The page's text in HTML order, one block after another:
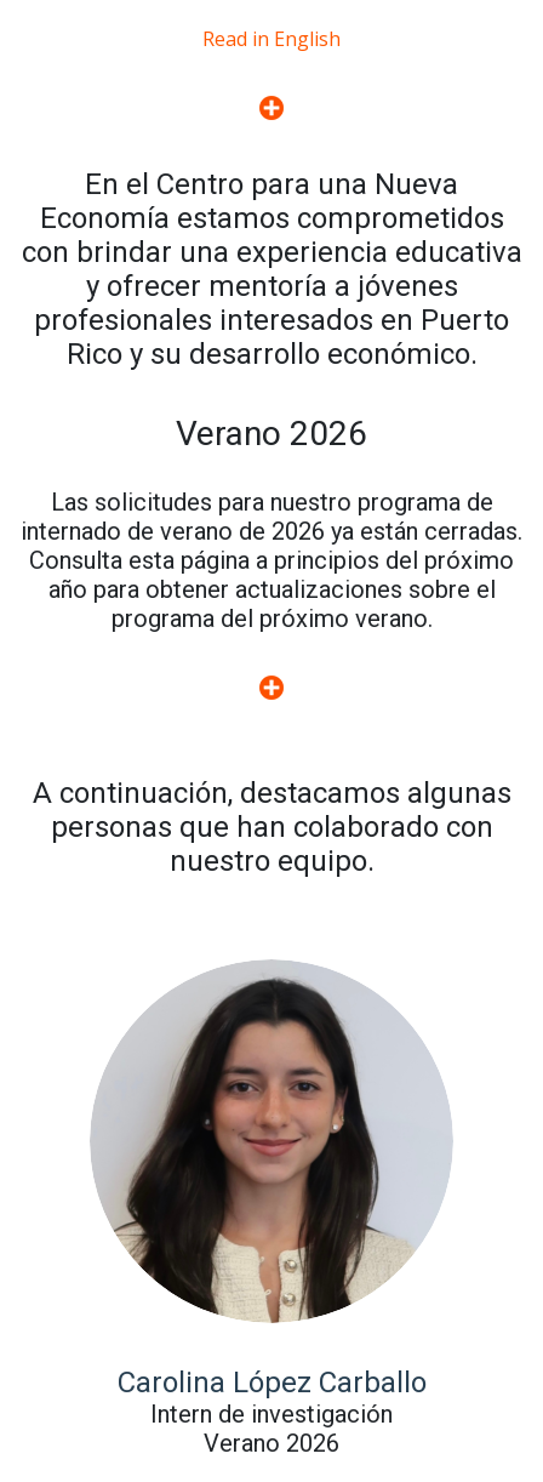
Read in English
En el Centro para una Nueva
Economía estamos comprometidos
con brindar una experiencia educativa
y ofrecer mentoría a jóvenes
profesionales interesados en Puerto
Rico y su desarrollo económico.
Verano 2026
Las solicitudes para nuestro programa de
internado de verano de 2026 ya están cerradas.
Consulta esta página a principios del próximo
año para obtener actualizaciones sobre el
programa del próximo verano.
A continuación, destacamos algunas
personas que han colaborado con
nuestro equipo.
Carolina López Carballo
Intern de investigación
Verano 2026